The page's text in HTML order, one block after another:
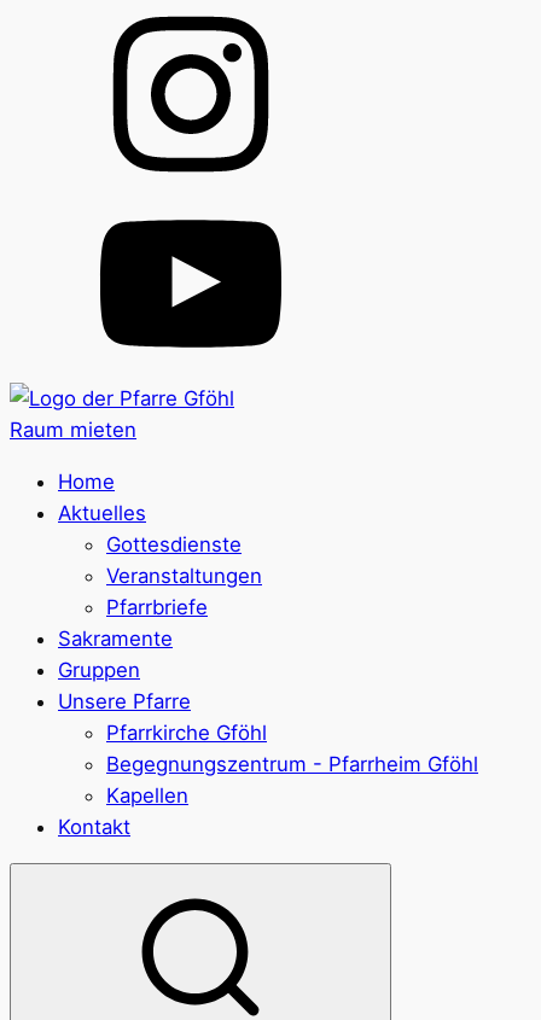
Raum mieten
Home
Aktuelles
Gottesdienste
Veranstaltungen
Pfarrbriefe
Sakramente
Gruppen
Unsere Pfarre
Pfarrkirche Gföhl
Begegnungszentrum - Pfarrheim Gföhl
Kapellen
Kontakt